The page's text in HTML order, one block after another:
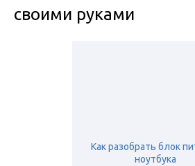
своими руками
Как разобрать блок
ноутбука